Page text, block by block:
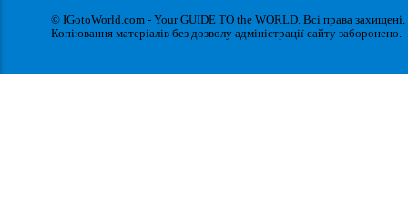
© IGotoWorld.com - Your GUIDE TO the WORLD. Всі права захищені.
Копіювання матеріалів без дозволу адміністрації сайту заборонено.